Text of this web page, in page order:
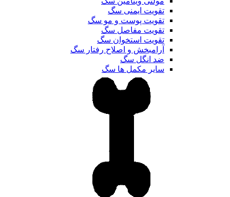
تقویت ایمنی سگ
تقویت پوست و مو سگ
تقویت مفاصل سگ
تقویت استخوان سگ
آرامبخش و اصلاح رفتار سگ
ضد انگل سگ
سایر مکمل ها سگ